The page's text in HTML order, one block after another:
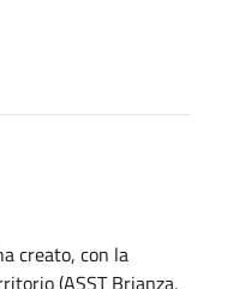
creato, con la
(ASST Brianza,